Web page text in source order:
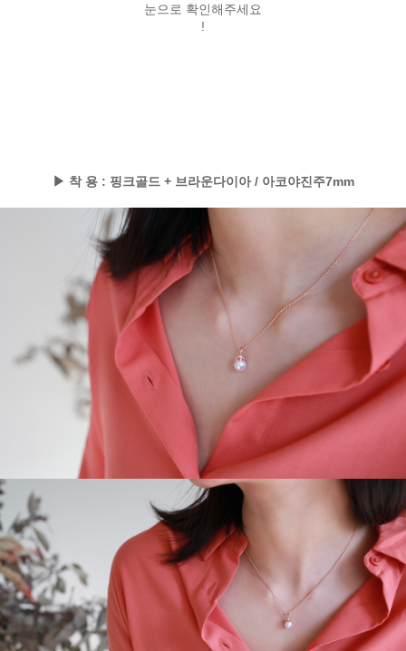
눈으로 확인해주세요
!
▶ 착 용 : 핑크골드 + 브라운다이아 / 아코야진주7mm